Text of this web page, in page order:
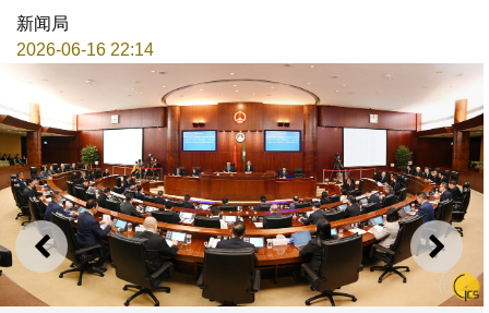
新闻局
2026-06-16 22:14
上一则 下一